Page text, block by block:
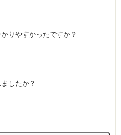
りやすかったですか？
したか？